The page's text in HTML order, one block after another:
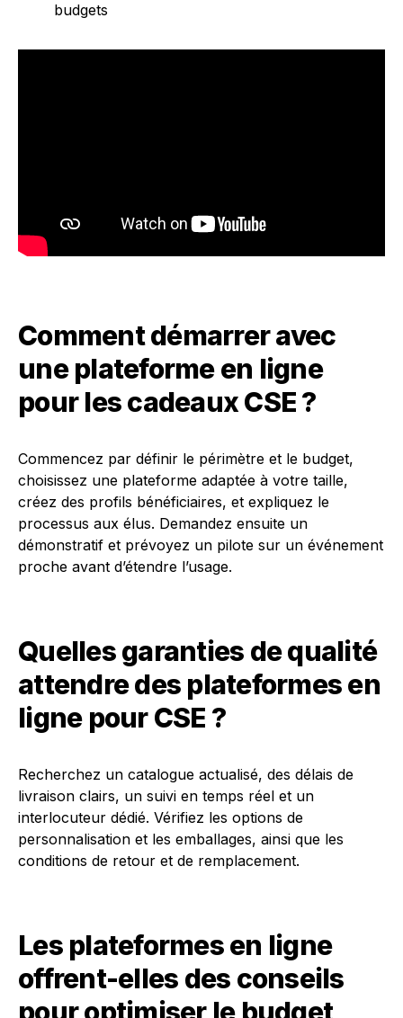
budgets
Comment démarrer avec
une plateforme en ligne
pour les cadeaux CSE ?
Commencez par définir le périmètre et le budget,
choisissez une plateforme adaptée à votre taille,
créez des profils bénéficiaires, et expliquez le
processus aux élus. Demandez ensuite un
démonstratif et prévoyez un pilote sur un événement
proche avant d’étendre l’usage.
Quelles garanties de qualité
attendre des plateformes en
ligne pour CSE ?
Recherchez un catalogue actualisé, des délais de
livraison clairs, un suivi en temps réel et un
interlocuteur dédié. Vérifiez les options de
personnalisation et les emballages, ainsi que les
conditions de retour et de remplacement.
Les plateformes en ligne
offrent-elles des conseils